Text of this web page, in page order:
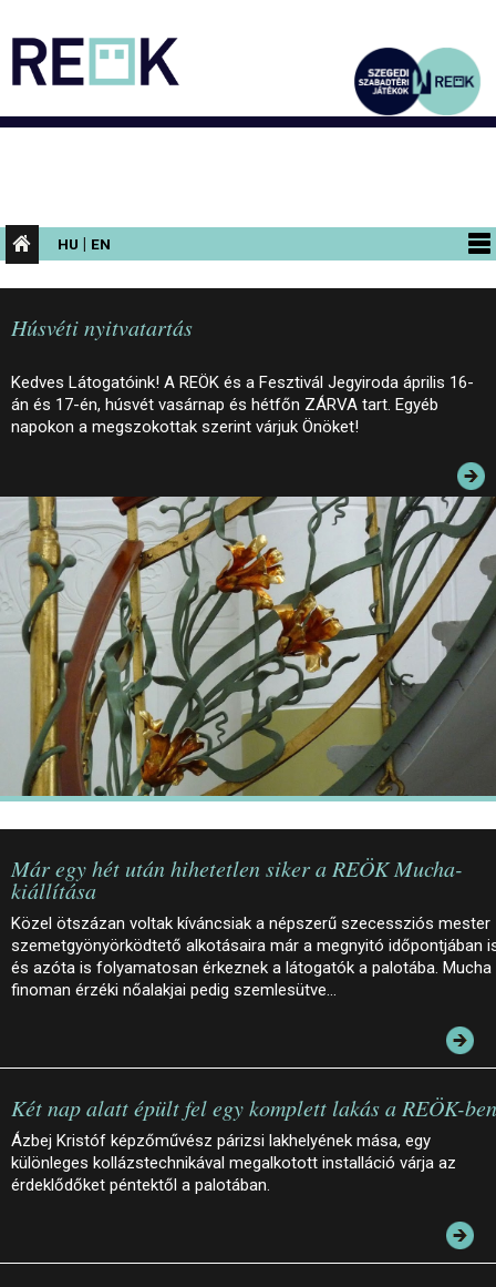
HU | EN
PROGRAMOK
KIÁLLÍTÁSOK
AZ ÉPÜLET
INFORMÁCIÓK
JEGYEK
ELÉRHETŐSÉG
PALOTASÉTÁK ÉS VEZETÉSEK
KÖZÉRDEKŰ ADATOK
Húsvéti nyitvatartás
Kedves Látogatóink! A REÖK és a Fesztivál Jegyiroda április 16-
án és 17-én, húsvét vasárnap és hétfőn ZÁRVA tart. Egyéb
napokon a megszokottak szerint várjuk Önöket!
Már egy hét után hihetetlen siker a REÖK Mucha-
kiállítása
Közel ötszázan voltak kíváncsiak a népszerű szecessziós mester
szemetgyönyörködtető alkotásaira már a megnyitó időpontjában
és azóta is folyamatosan érkeznek a látogatók a palotába. Mucha
finoman érzéki nőalakjai pedig szemlesütve…
Két nap alatt épült fel egy komplett lakás a REÖK-ben
Ázbej Kristóf képzőművész párizsi lakhelyének mása, egy
különleges kollázstechnikával megalkotott installáció várja az
érdeklődőket péntektől a palotában.